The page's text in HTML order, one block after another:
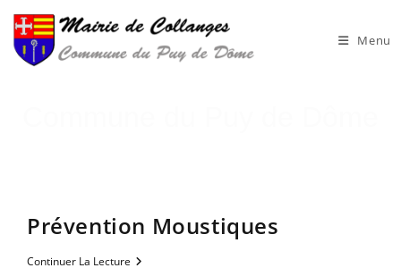
Skip
content
Menu
Prévention Moustiques
Continuer La LecturePrévention